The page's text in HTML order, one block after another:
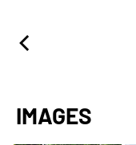
IMAGES